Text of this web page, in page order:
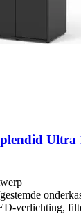
Ultra
verlichting,